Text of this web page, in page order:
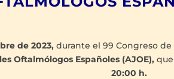
de 2023,durante el 99 Congreso de
Oftalmólogos Españoles (AJOE),
20:00 h.